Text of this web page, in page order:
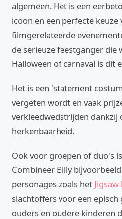
algemeen. Het is een
icoon en een perfecte keuze
filmgerelateerde
de serieuze feestganger die
Halloween of carnaval is dit
Het is een 'statement
vergeten wordt en vaak
verkleedwedstrijden dankzij
herkenbaarheid.
Ook voor groepen of duo's
Combineer Billy
personages zoals het
slachtoffers voor een
ouders en oudere kinderen